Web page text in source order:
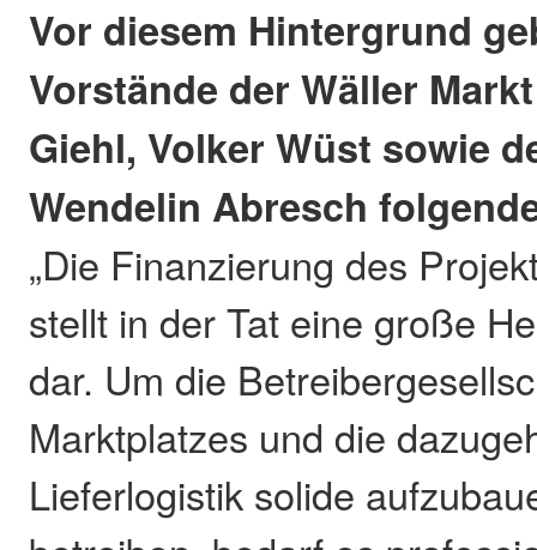
Vor diesem Hintergrund
Vorstände der Wäller
Giehl, Volker Wüst sowie
Wendelin Abresch
„Die Finanzierung des
stellt in der Tat eine große
dar. Um die
Marktplatzes und die
Lieferlogistik solide